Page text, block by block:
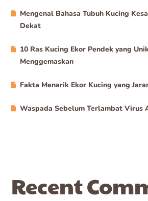
Mengenal Bahasa Tubuh Kucing
Dekat
10 Ras Kucing Ekor Pendek yang
Menggemaskan
Fakta Menarik Ekor Kucing yang
Waspada Sebelum Terlambat Virus
Recent